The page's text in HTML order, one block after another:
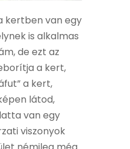
kertben van egy
is alkalmas
de ezt az
a kert,
a kert,
látod,
van egy
viszonyok